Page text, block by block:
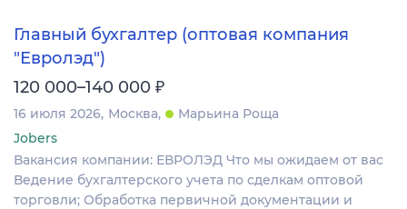
Главный бухгалтер (оптовая компания
"Евролэд")
120 000–140 000 ₽
16 июля 2026 Москва
Марьина Роща
Jobers
Вакансия компании: ЕВРОЛЭД Что мы ожидаем от вас
Ведение бухгалтерского учета по сделкам оптовой
торговли; Обработка первичной документации и